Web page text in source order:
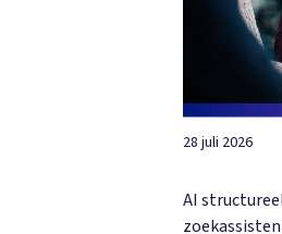
28 juli 2026
AI